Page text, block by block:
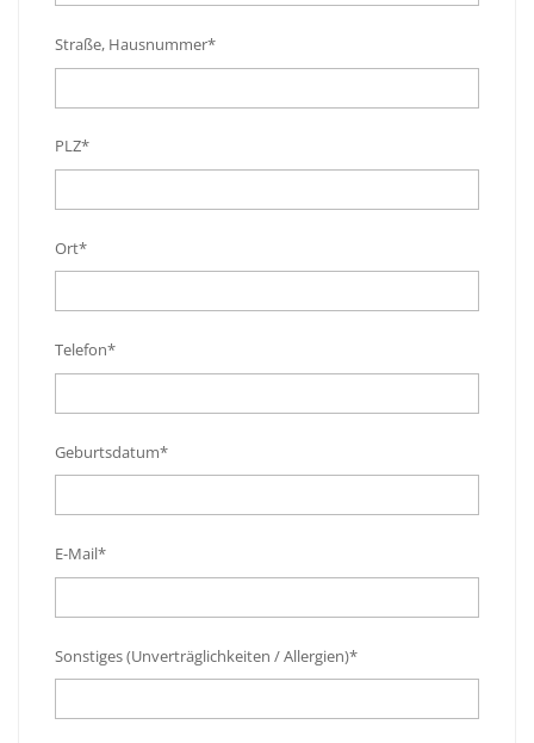
Straße, Hausnummer*
PLZ*
Ort*
Telefon*
Geburtsdatum*
E-Mail*
Sonstiges (Unverträglichkeiten / Allergien)*